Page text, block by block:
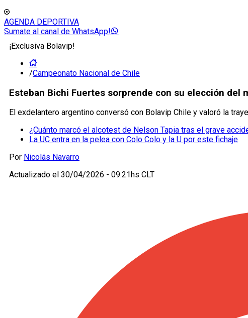
AGENDA DEPORTIVA
Sumate al canal de WhatsApp!
¡Exclusiva Bolavip!
/Campeonato Nacional de Chile
Esteban Bichi Fuertes sorprende con su elección del
El exdelantero argentino conversó con Bolavip Chile y valoró la
¿Cuánto marcó el alcotest de Nelson Tapia tras el grave
La UC entra en la pelea con Colo Colo y la U por este fichaje
Por Nicolás Navarro
Actualizado el 30/04/2026 - 09:21hs CLT